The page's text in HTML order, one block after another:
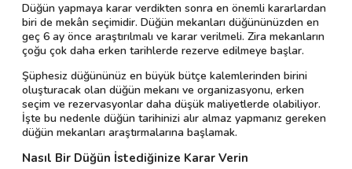
Düğün yapmaya karar verdikten sonra en önemli kararlardan
biri de mekân seçimidir. Düğün mekanları düğününüzden en
geç 6 ay önce araştırılmalı ve karar verilmeli. Zira mekanların
çoğu çok daha erken tarihlerde rezerve edilmeye başlar.
Şüphesiz düğününüz en büyük bütçe kalemlerinden birini
oluşturacak olan düğün mekanı ve organizasyonu, erken
seçim ve rezervasyonlar daha düşük maliyetlerde olabiliyor.
İşte bu nedenle düğün tarihinizi alır almaz yapmanız gereken
düğün mekanları araştırmalarına başlamak.
Nasıl Bir Düğün İstediğinize Karar Verin